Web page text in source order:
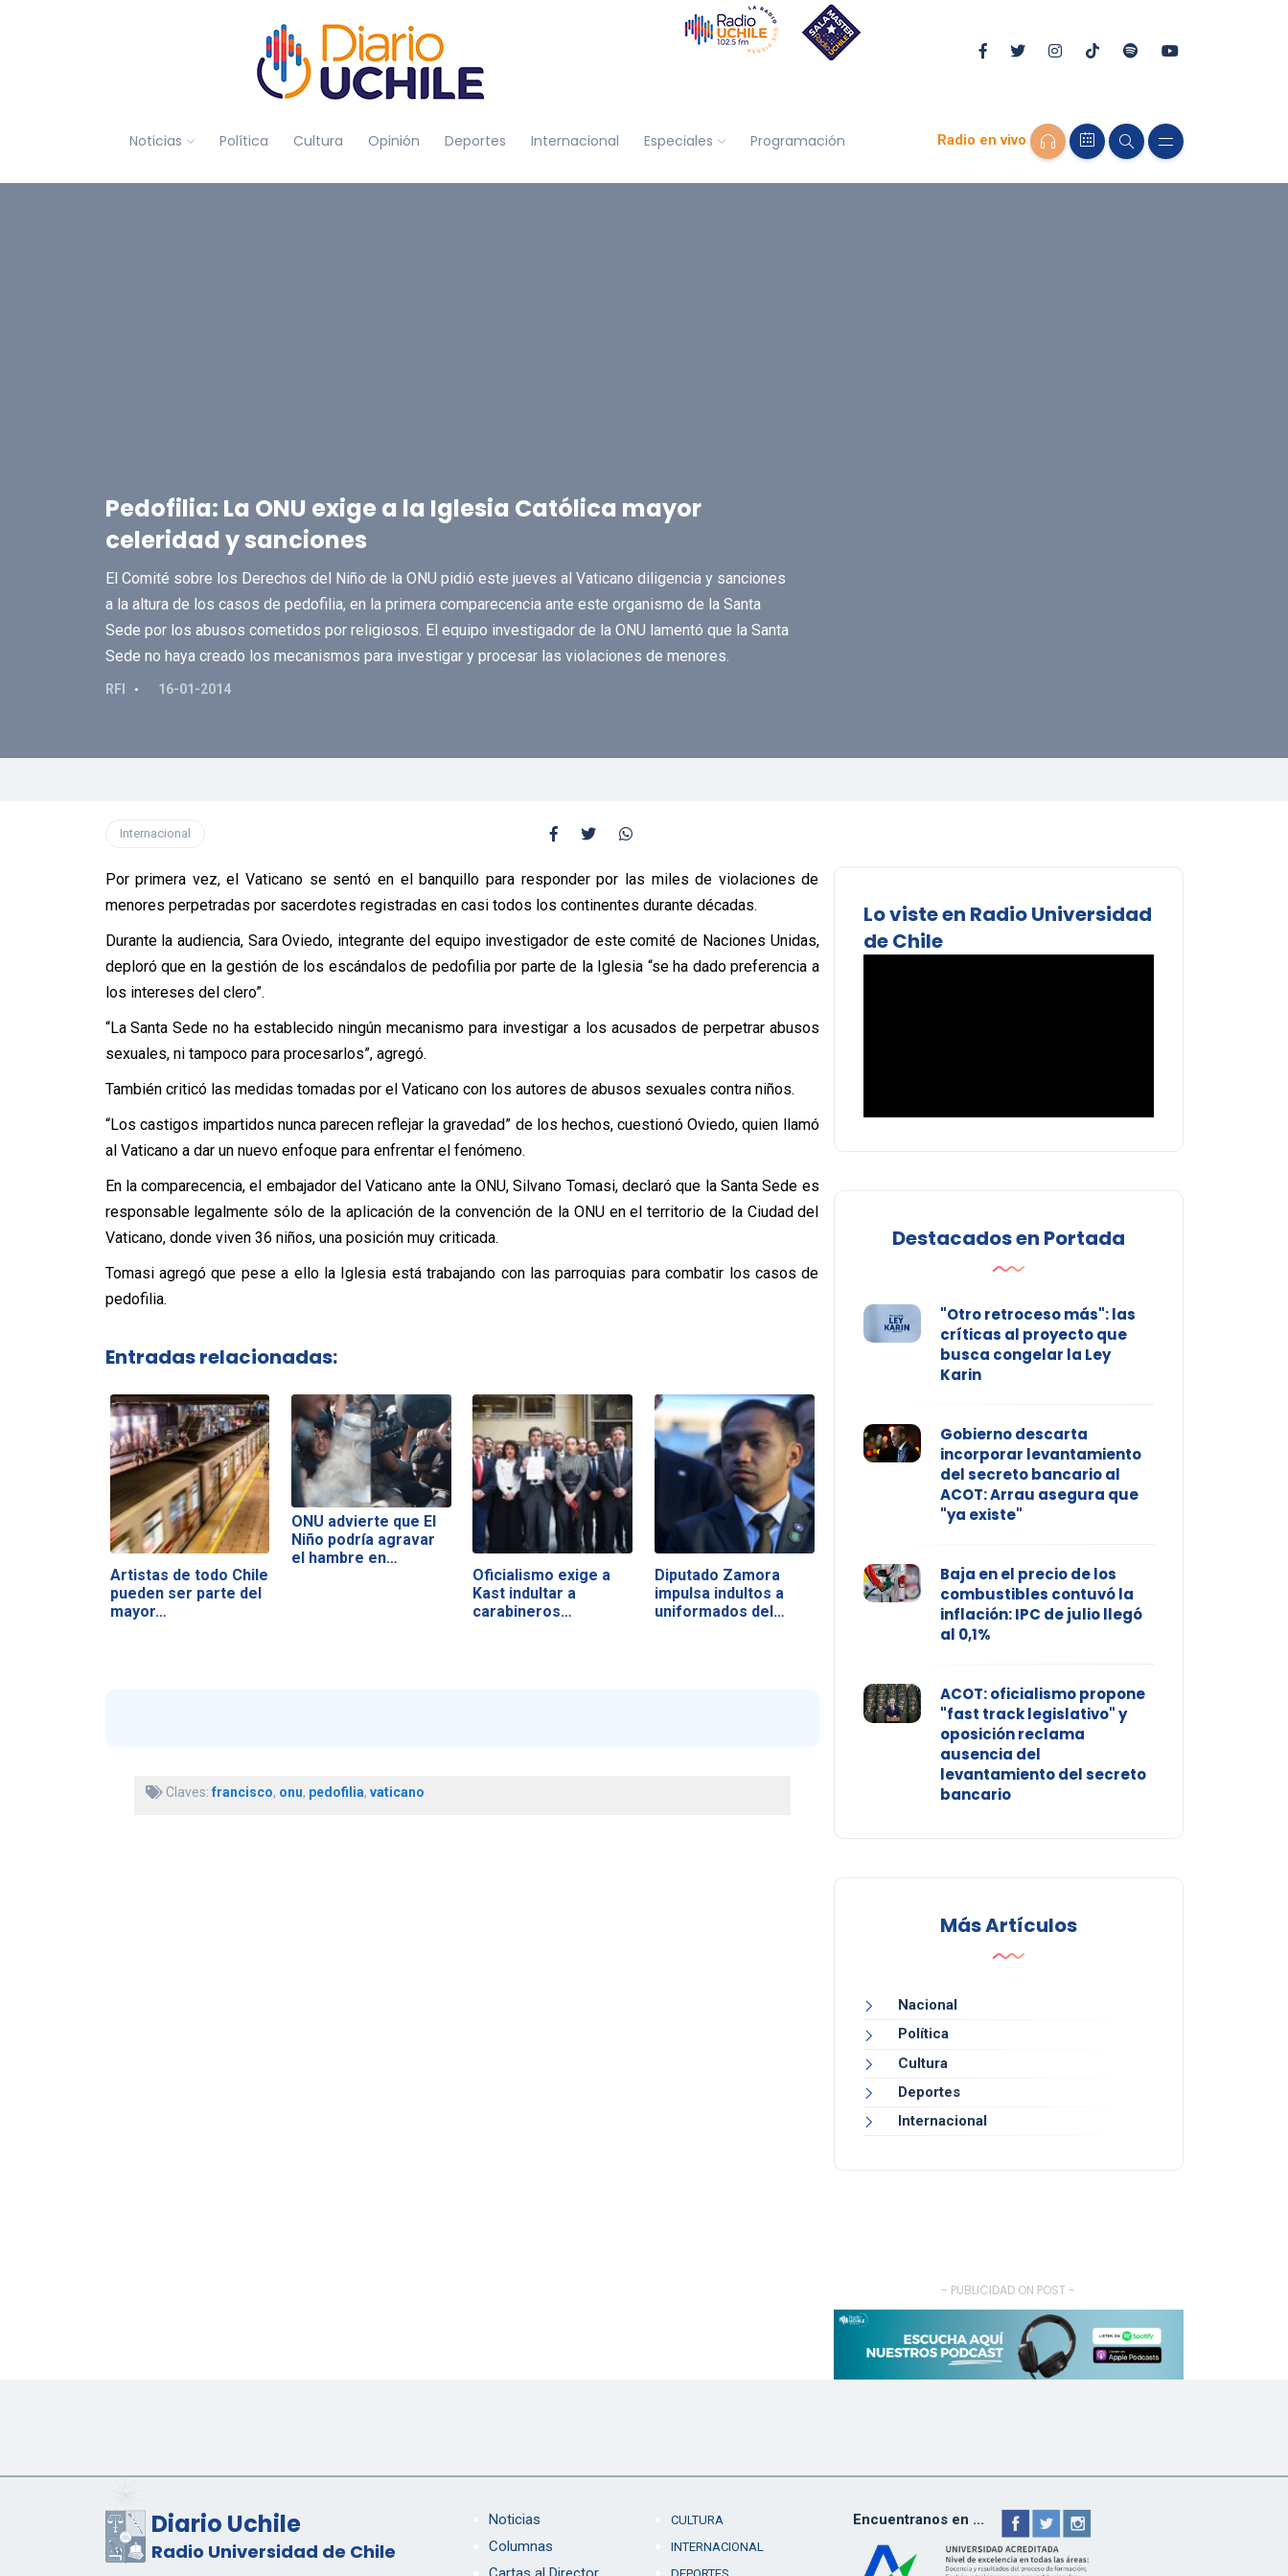
Noticias Política Cultura Opinión Deportes Internacional Especiales Programación Radio en vivo
Pedofilia: La ONU exige a la Iglesia Católica mayor
celeridad y sanciones
El Comité sobre los Derechos del Niño de la ONU pidió este jueves al Vaticano diligencia y sanciones
a la altura de los casos de pedofilia, en la primera comparecencia ante este organismo de la Santa
Sede por los abusos cometidos por religiosos. El equipo investigador de la ONU lamentó que la Santa
Sede no haya creado los mecanismos para investigar y procesar las violaciones de menores.
RFI 16-01-2014
Internacional
Por primera vez, el Vaticano se sentó en el banquillo para responder por las miles de violaciones de
menores perpetradas por sacerdotes registradas en casi todos los continentes durante décadas.
Durante la audiencia, Sara Oviedo, integrante del equipo investigador de este comité de Naciones Unidas,
deploró que en la gestión de los escándalos de pedofilia por parte de la Iglesia “se ha dado preferencia a
los intereses del clero”.
“La Santa Sede no ha establecido ningún mecanismo para investigar a los acusados de perpetrar abusos
sexuales, ni tampoco para procesarlos”, agregó.
También criticó las medidas tomadas por el Vaticano con los autores de abusos sexuales contra niños.
“Los castigos impartidos nunca parecen reflejar la gravedad” de los hechos, cuestionó Oviedo, quien llamó
al Vaticano a dar un nuevo enfoque para enfrentar el fenómeno.
En la comparecencia, el embajador del Vaticano ante la ONU, Silvano Tomasi, declaró que la Santa Sede es
responsable legalmente sólo de la aplicación de la convención de la ONU en el territorio de la Ciudad del
Vaticano, donde viven 36 niños, una posición muy criticada.
Tomasi agregó que pese a ello la Iglesia está trabajando con las parroquias para combatir los casos de
pedofilia.
Entradas relacionadas:
Artistas de todo Chile
pueden ser parte del
mayor…
ONU advierte que El
Niño podría agravar
el hambre en…
Oficialismo exige a
Kast indultar a
carabineros…
Diputado Zamora
impulsa indultos a
uniformados del…
Claves:francisco, onu, pedofilia, vaticano
Lo viste en Radio Universidad
de Chile
Destacados en Portada
"Otro retroceso más": las
críticas al proyecto que
busca congelar la Ley
Karin
Gobierno descarta
incorporar levantamiento
del secreto bancario al
ACOT: Arrau asegura que
"ya existe"
Baja en el precio de los
combustibles contuvó la
inflación: IPC de julio llegó
al 0,1%
ACOT: oficialismo propone
"fast track legislativo" y
oposición reclama
ausencia del
levantamiento del secreto
bancario
Más Artículos
Nacional
Política
Cultura
Deportes
Internacional
- PUBLICIDAD ON POST -
Diario Uchile
Radio Universidad de Chile
Noticias
Columnas
CULTURA
INTERNACIONAL
Encuentranos en ...